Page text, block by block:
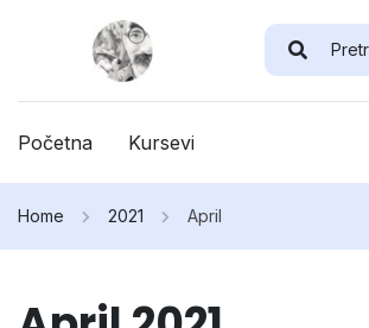
Početna Kursevi
Home 2021 April